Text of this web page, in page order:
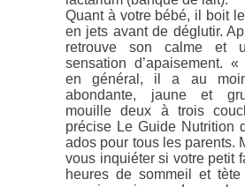
Quant à votre bébé, il boit
en jets avant de déglutir.
retrouve son calme et
sensation d’apaisement.
en général, il a au
abondante, jaune et
mouille deux à trois
précise Le Guide Nutrition
ados pour tous les parents.
vous inquiéter si votre petit
heures de sommeil et